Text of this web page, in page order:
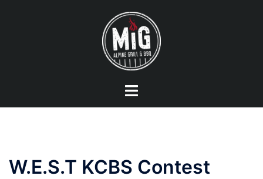
Mostra/Nascondi
W.E.S.T KCBS Contest